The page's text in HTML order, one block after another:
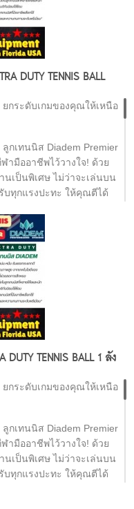
DUTY TENNIS BALL
ยกระดับเกมของคุณให้เหนือ
กเทนนิส Diadem Premier
ามืออาชีพไว้วางใจ! ด้วย
เป็นพิเศษ ไม่ว่าจะเล่นบน
ทุกแรงปะทะ ให้คุณตีได้
หรับผู้เล่นที่ต้องการลูก
านกว่า มาพร้อมราคาสุด
Duty
วยเทคโนโลยี Felt คุณภาพ
Duty ทนทานต่อการ
ร์ทพื้นแข็ง (Hard Court) ที่
วยให้คุณเล่นได้ยาวนานขึ้น
ลูกเทนนิสนี้ออกแบบ
ห้คุณคาดการณ์ทิศทางลูก
DUTY TENNIS BALL 1 ลัง
ยกระดับเกมของคุณให้เหนือ
กเทนนิส Diadem Premier
ามืออาชีพไว้วางใจ! ด้วย
เป็นพิเศษ ไม่ว่าจะเล่นบน
ทุกแรงปะทะ ให้คุณตีได้